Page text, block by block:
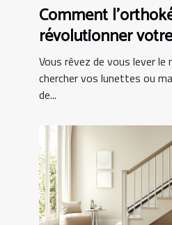
Comment
révolutionner
matinale ?
Vous rêvez de vous lever
chercher vos lunettes ou
de...